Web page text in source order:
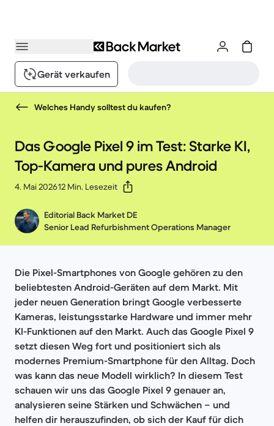
Gerät verkaufen
Welches Handy solltest du kaufen?
Das Google Pixel 9 im Test: Starke KI,
Top-Kamera und pures Android
4. Mai 202612 Min. Lesezeit
Editorial Back Market DE
Senior Lead Refurbishment Operations Manager
Die Pixel-Smartphones von Google gehören zu den
beliebtesten Android-Geräten auf dem Markt. Mit
jeder neuen Generation bringt Google verbesserte
Kameras, leistungsstarke Hardware und immer mehr
KI-Funktionen auf den Markt. Auch das Google Pixel 9
setzt diesen Weg fort und positioniert sich als
modernes Premium-Smartphone für den Alltag. Doch
was kann das neue Modell wirklich? In diesem Test
schauen wir uns das Google Pixel 9 genauer an,
analysieren seine Stärken und Schwächen – und
helfen dir herauszufinden, ob sich der Kauf für dich